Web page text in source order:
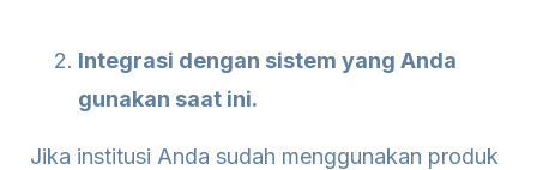
Integrasi dengan sistem yang Anda
gunakan saat ini.
Jika institusi Anda sudah menggunakan produk